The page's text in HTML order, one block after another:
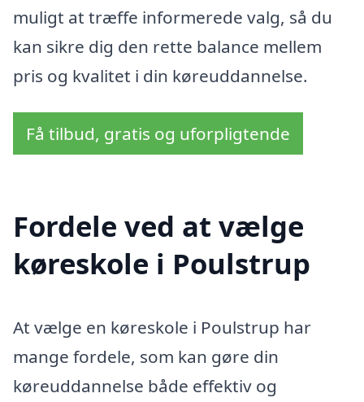
muligt at træffe informerede valg, så du
kan sikre dig den rette balance mellem
pris og kvalitet i din køreuddannelse.
Få tilbud, gratis og uforpligtende
Fordele ved at vælge
køreskole i Poulstrup
At vælge en køreskole i Poulstrup har
mange fordele, som kan gøre din
køreuddannelse både effektiv og